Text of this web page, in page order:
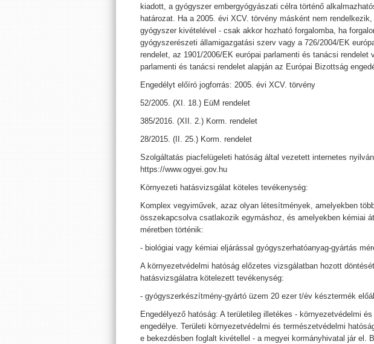
kiadott, a gyógyszer embergyógyászati célra történő
határozat. Ha a 2005. évi XCV. törvény másként nem
gyógyszer kivételével - csak akkor hozható forgalomba, ha
gyógyszerészeti államigazgatási szerv vagy a 726/2004/EK
rendelet, az 1901/2006/EK európai parlamenti és tanácsi rendelet
parlamenti és tanácsi rendelet alapján az Európai Bizottság
Engedélyt előíró jogforrás: 2005. évi XCV. törvény
52/2005. (XI. 18.) EüM rendelet
385/2016. (XII. 2.) Korm. rendelet
28/2015. (II. 25.) Korm. rendelet
Szolgáltatás piacfelügeleti hatóság által vezetett internetes
https://www.ogyei.gov.hu
Környezeti hatásvizsgálat köteles tevékenység:
Komplex vegyiművek, azaz olyan létesítmények, amelyekben
összekapcsolva csatlakozik egymáshoz, és amelyekben kémiai
méretben történik:
- biológiai vagy kémiai eljárással gyógyszerhatóanyag-gyártás
A környezetvédelmi hatóság előzetes vizsgálatban hozott
hatásvizsgálatra kötelezett tevékenység:
- gyógyszerkészítmény-gyártó üzem 20 ezer t/év késztermék
Engedélyező hatóság: A területileg illetékes - környezetvédelmi
engedélye. Területi környezetvédelmi és természetvédelmi
e bekezdésben foglalt kivétellel - a megyei kormányhivatal jár el.